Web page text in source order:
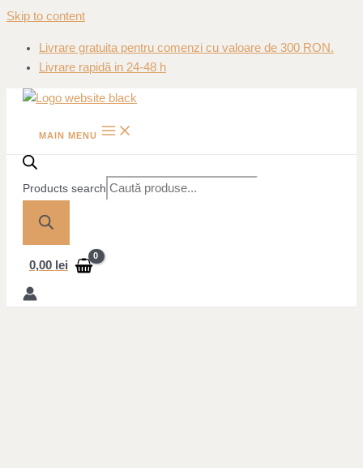
Skip to content
Livrare gratuita pentru comenzi cu valoare de 300 RON.
Livrare rapidă in 24-48 h
MAIN MENU
Products search
0,00 lei